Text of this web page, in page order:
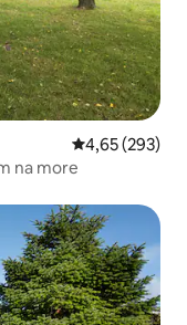
Prosječna
4,65 (293)
na more